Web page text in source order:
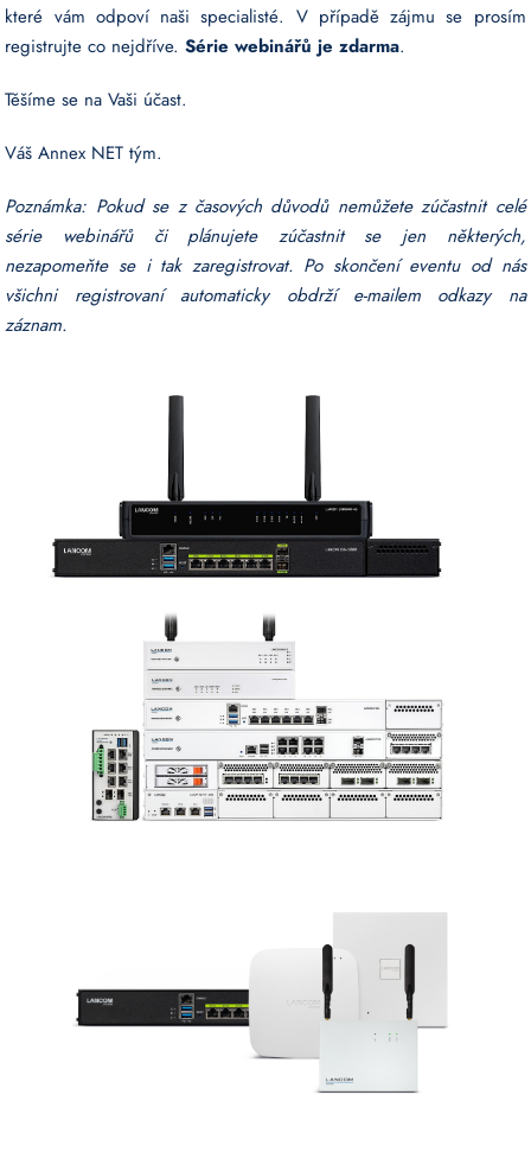
které vám odpoví naši specialisté. V případě zájmu se prosím
registrujte co nejdříve.Série webinářů je zdarma.
Těšíme se na Vaši účast.
Váš Annex NET tým.
Poznámka: Pokud se z časových důvodů nemůžete zúčastnit celé
série webinářů či plánujete zúčastnit se jen některých,
nezapomeňte se i tak zaregistrovat. Po skončení eventu od nás
všichni registrovaní automaticky obdrží e-mailem odkazy na
záznam.